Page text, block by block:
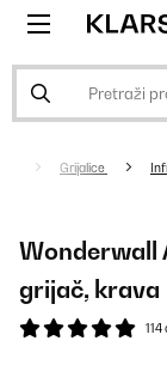
Grijalice
Wonderwall
grijač, krava